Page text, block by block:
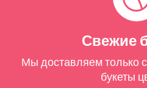
Свежие
Мы доставляем только
букеты